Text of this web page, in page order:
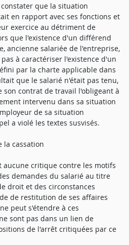
que la situation
en rapport avec ses fonctions et
exercice au détriment de
que l'existence d'un différend
ancienne salariée de l'entreprise,
à caractériser l'existence d'un
par la charte applicable dans
que le salarié n'était pas tenu,
son contrat de travail l'obligeant à
intervenu dans sa situation
de sa situation
a violé les textes susvisés.
la cassation
aucune critique contre les motifs
demandes du salarié au titre
droit et des circonstances
de restitution de ses affaires
peut s'étendre à ces
sont pas dans un lien de
de l'arrêt critiquées par ce